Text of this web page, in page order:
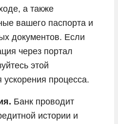
а также
вашего паспорта и
документов. Если
через портал
этой
процесса.
Банк проводит
истории и